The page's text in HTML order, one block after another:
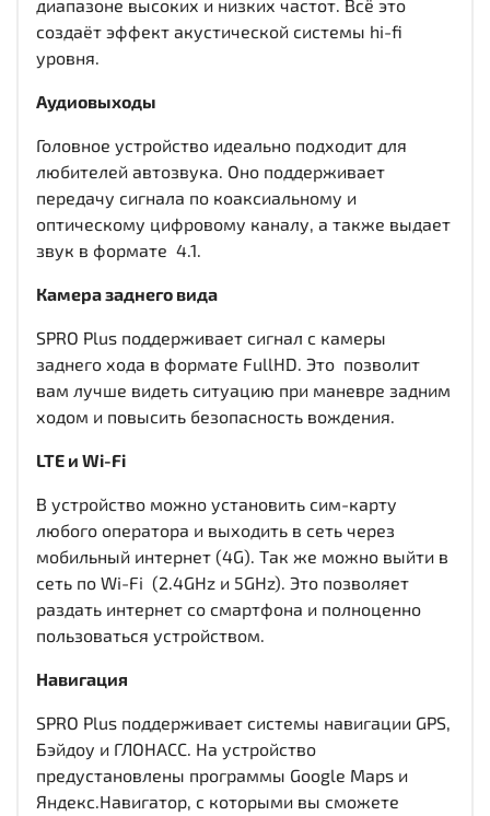
диапазоне высоких и низких частот. Всё это
создаёт эффект акустической системы hi-fi
уровня.
Аудиовыходы
Головное устройство идеально подходит для
любителей автозвука. Оно поддерживает
передачу сигнала по коаксиальному и
оптическому цифровому каналу, а также выдает
звук в формате 4.1.
Камера заднего вида
SPRO Plus поддерживает сигнал с камеры
заднего хода в формате FullHD. Это позволит
вам лучше видеть ситуацию при маневре задним
ходом и повысить безопасность вождения.
LTE и Wi-Fi
В устройство можно установить сим-карту
любого оператора и выходить в сеть через
мобильный интернет (4G). Так же можно выйти в
сеть по Wi-Fi (2.4GHz и 5GHz). Это позволяет
раздать интернет со смартфона и полноценно
пользоваться устройством.
Навигация
SPRO Plus поддерживает системы навигации GPS,
Бэйдоу и ГЛОНАСС. На устройство
предустановлены программы Google Maps и
Яндекс.Навигатор, с которыми вы сможете